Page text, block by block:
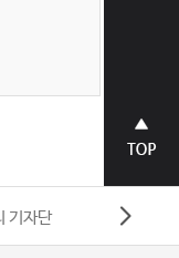
상단으
로 바로
기자단